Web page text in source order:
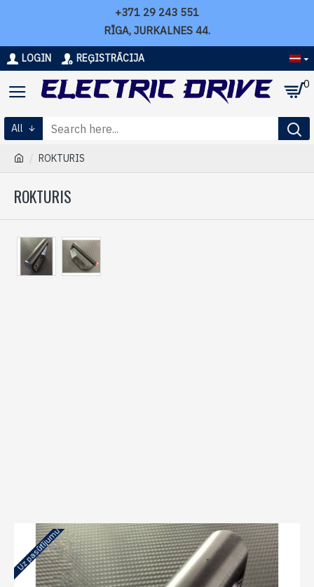
+371 29 243 551
RĪGA, JURKALNES 44.
LOGIN REĢISTRĀCIJA
0
All
ROKTURIS
ROKTURIS
Uz pasūtījumu